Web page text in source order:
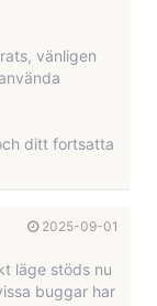
vänligen
ditt fortsatta
2025-09-01
läge stöds nu
buggar har